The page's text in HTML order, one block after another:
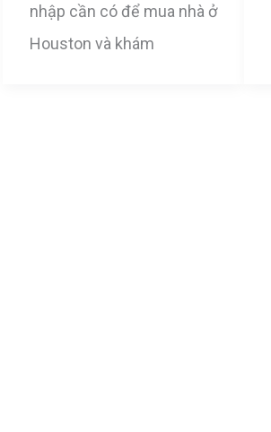
nhập cần có để mua nhà ở
Houston và khám